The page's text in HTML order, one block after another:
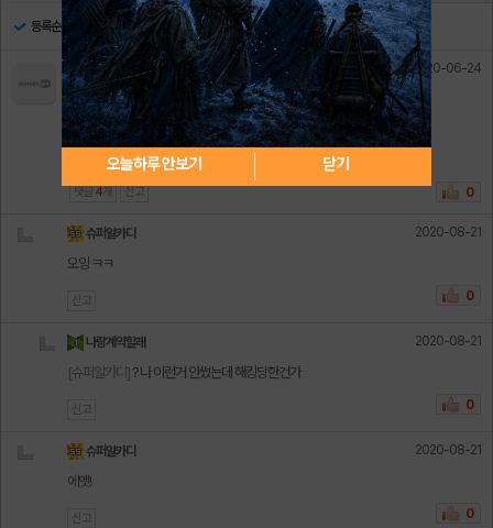
등록순 최신순 댓글많은순
나랑계약할래 2020-06-24
ㅎ
댓글 4 개 신고 0
슈퍼알카디 2020-08-21
오잉 ㅋㅋ
신고 0
나랑계약할래 2020-08-21
[슈퍼알카디] ? 나 이런거 안썼는데 해킹당한건가
신고 0
슈퍼알카디 2020-08-21
에엣!
신고 0
오늘하루 안보기 닫기